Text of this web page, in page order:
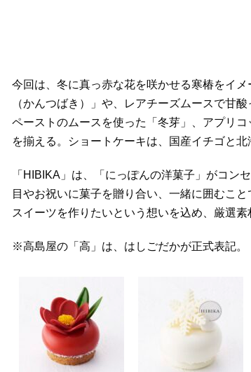
今回は、冬に真っ赤な花を咲かせる寒椿をイ
（かんつばき）」や、レアチーズムースで甘
ペーストのムースを使った「冬芽」、アプリ
を揃える。ショートケーキは、国産イチゴと
「HIBIKA」は、「にっぽんの洋菓子」がコン
目やお祝いに菓子を贈り合い、一緒に囲むこ
スイーツを作りたいという想いを込め、厳選
※高島屋の「高」は、はしごだかが正式表記。